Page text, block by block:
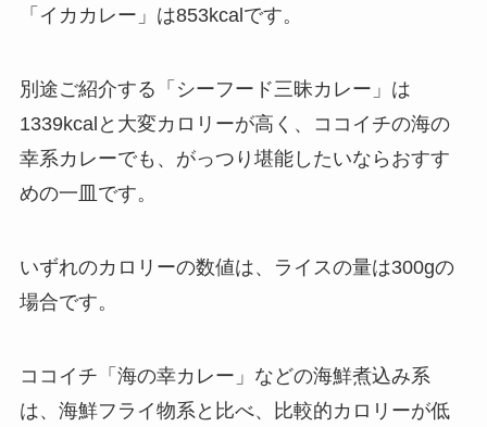
「イカカレー」は853kcalです。
別途ご紹介する「シーフード三昧カレー」は
1339kcalと大変カロリーが高く、ココイチの海の
幸系カレーでも、がっつり堪能したいならおすす
めの一皿です。
いずれのカロリーの数値は、ライスの量は300gの
場合です。
ココイチ「海の幸カレー」などの海鮮煮込み系
は、海鮮フライ物系と比べ、比較的カロリーが低